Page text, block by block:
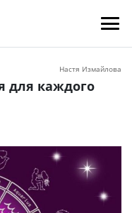
Настя Измайлова
для каждого